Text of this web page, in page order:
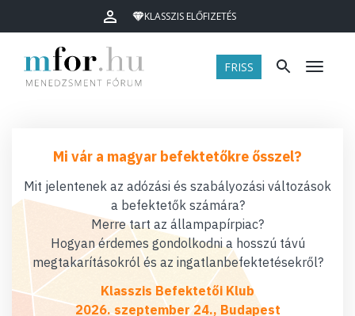
KLASSZIS ELŐFIZETÉS
FRISS Menü
Mi vár a magyar befektetőkre ősszel?
Mit jelentenek az adózási és szabályozási változások
a befektetők számára?
Merre tart az állampapírpiac?
Hogyan érdemes gondolkodni a hosszú távú
megtakarításokról és az ingatlanbefektetésekről?
Klasszis Befektetői Klub
2026. szeptember 24., Budapest